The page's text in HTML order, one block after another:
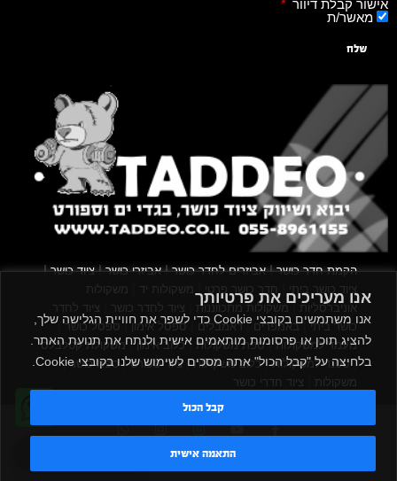
אנו מעריכים את פרטיותך
אנו משתמשים בקובצי Cookie כדי לשפר את חוויית הגלישה שלך,
להציג תוכן או פרסומות מותאמים אישית ולנתח את תנועת האתר.
בלחיצה על "קבל הכול" אתה מסכים לשימוש שלנו בקובצי Cookie.
התאמה אישית
קבל הכול
אישור קבלת דיוור
מאשר/ת
שלח
הקמת חדר כושר|אביזרים לחדר כושר|אביזרי כושר|ציוד כושר|
ציוד כושר ביתי חדר כושר פרטי משקולות יד
משקולות
אוניברסליות | משקולות מתכווננות ציוד לחדר כושר
ציוד לחדר
כושר ביתי|באמפרים |דאמבלים |ספסל אימון | ספסל כושר|
מעמד למשקולות|ספת משקולות |כלוב אימון|משקולת קטלבלס
|סטנד למשקולות|כלוב משקולות|ציוד ספורט|ספת כושר|
משקולות ציוד חדרי כושר